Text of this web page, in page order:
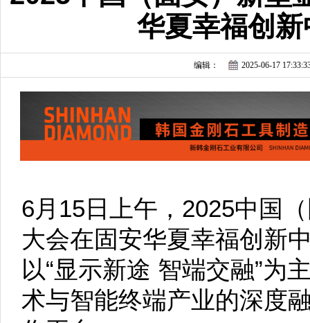
华夏幸福创
编辑： 2025-06-17
6月15日上午，2025中国
大会在固安华夏幸福创新
以“显示新途 智端交融”为
术与智能终端产业的深度